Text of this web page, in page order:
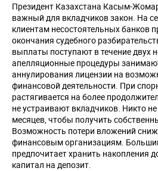
Президент Казахстана Касым-
важный для вкладчиков закон. На
клиентам несостоятельных банков
окончания судебного
выплаты поступают в течение двух
апелляционные процедуры
аннулирования лицензии на
финансовой деятельности. При
растягивается на более
не устраивают вкладчиков. Никто
месяцев, чтобы получить
Возможность потери вложений
финансовым организациям.
предпочитает хранить накопления
капитал на депозит.